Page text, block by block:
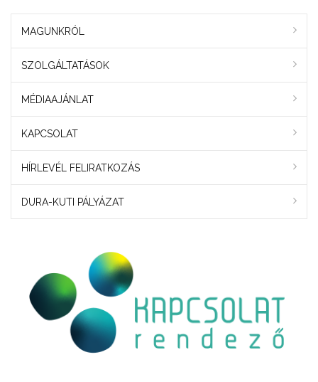
MAGUNKRÓL
SZOLGÁLTATÁSOK
MÉDIAAJÁNLAT
KAPCSOLAT
HÍRLEVÉL FELIRATKOZÁS
DURA-KUTI PÁLYÁZAT